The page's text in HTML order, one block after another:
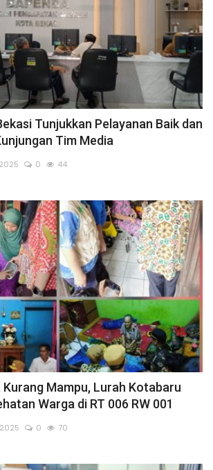
Tunjukkan Pelayanan Baik dan
Tim Media
0 44
Kurang Mampu, Lurah Kotabaru
Warga di RT 006 RW 001
0 70